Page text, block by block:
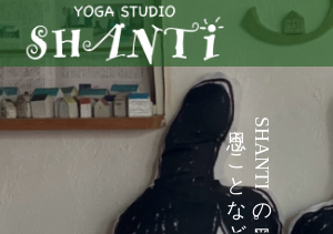
S
H
A
N
T
I
の
。
う
こ
と
な
ど
い
ろ
い
ろ
と